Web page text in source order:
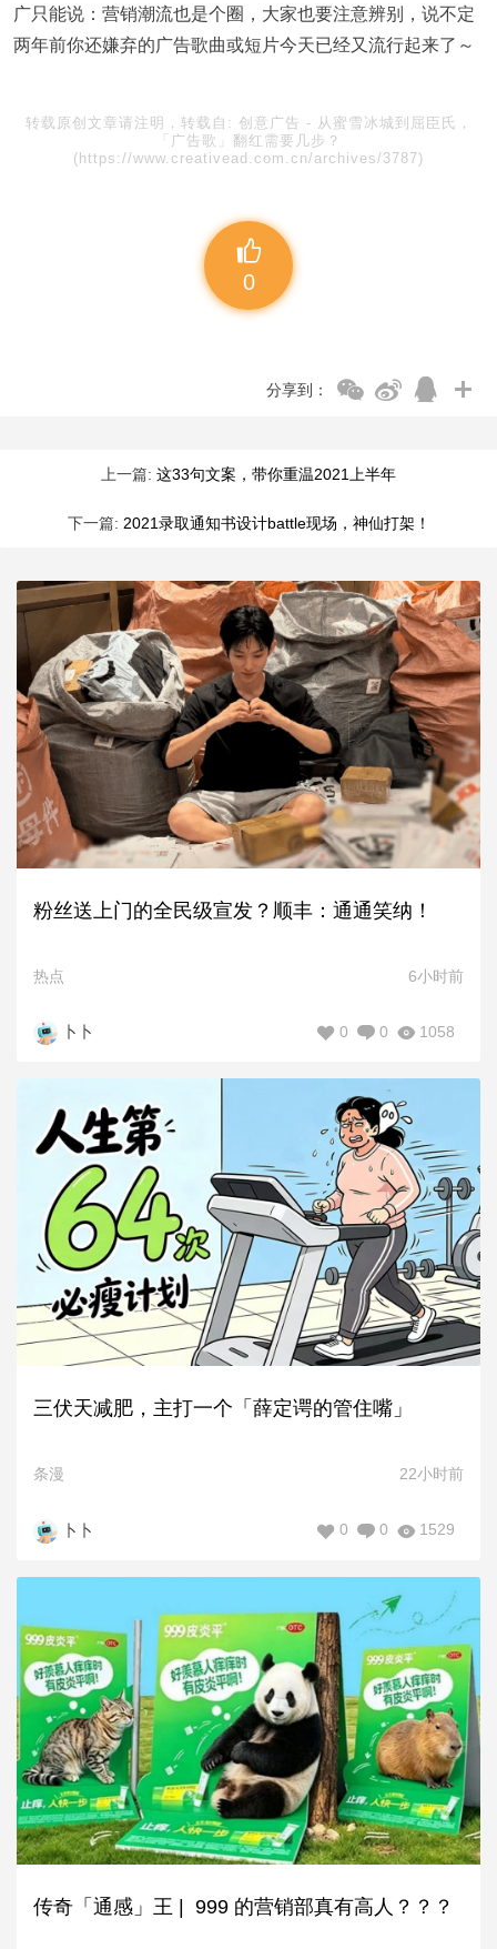
广只能说：营销潮流也是个圈，大家也要注意辨别，说不定
两年前你还嫌弃的广告歌曲或短片今天已经又流行起来了～
转载原创文章请注明，转载自: 创意广告 - 从蜜雪冰城到屈臣氏，
「广告歌」翻红需要几步？
(https://www.creativead.com.cn/archives/3787)
0
分享到：
上一篇: 这33句文案，带你重温2021上半年
下一篇: 2021录取通知书设计battle现场，神仙打架！
粉丝送上门的全民级宣发？顺丰：通通笑纳！
热点 6小时前
卜卜 1058
0
0
三伏天减肥，主打一个「薛定谔的管住嘴」
条漫 22小时前
卜卜 1529
0
0
传奇「通感」王 | 999 的营销部真有高人？？？